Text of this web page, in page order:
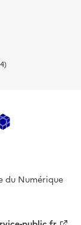
du Numérique